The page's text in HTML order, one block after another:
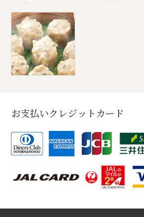
お支払いクレジットカード